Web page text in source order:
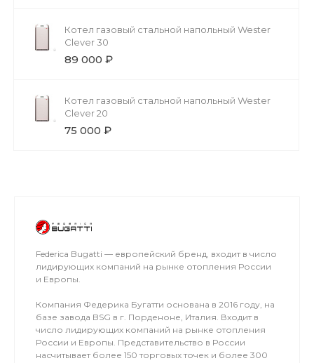
Котел газовый стальной напольный Wester
Clever 30
89 000 ₽
Котел газовый стальной напольный Wester
Clever 20
75 000 ₽
Federica Bugatti — европейский бренд, входит в число
лидирующих компаний на рынке отопления России
и Европы.
Компания Федерика Бугатти основана в 2016 году, на
базе завода BSG в г. Порденоне, Италия. Входит в
число лидирующих компаний на рынке отопления
России и Европы. Представительство в России
насчитывает более 150 торговых точек и более 300